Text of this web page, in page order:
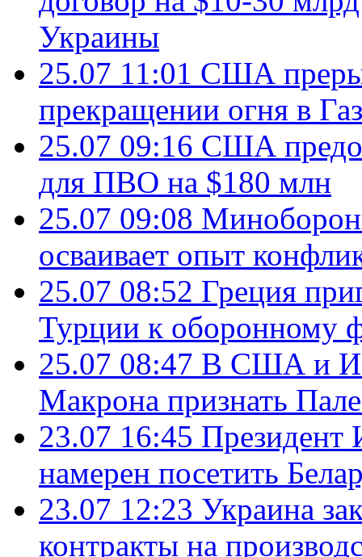
Украины
25.07 11:01 США
прекращении огня в
25.07 09:16 США
для ПВО на $180 млн
25.07 09:08
осваивает опыт
25.07 08:52 Греция
Турции к оборонному
25.07 08:47 В США и
Макрона признать
23.07 16:45 Президент
намерен посетить
23.07 12:23 Украина
контракты на